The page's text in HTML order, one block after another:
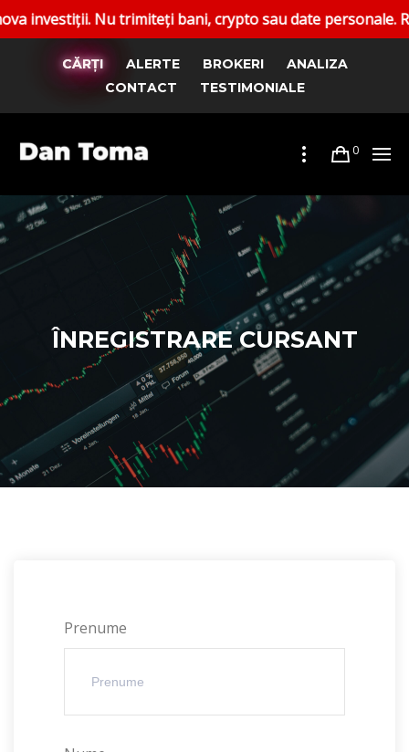
Nu trimiteți bani, crypto sau date personale.
CĂRȚI ALERTE BROKERI
ANALIZA
CONTACT
TESTIMONIALE
0
ÎNREGISTRARE CURSANT
Prenume